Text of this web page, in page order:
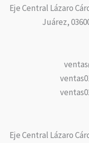
Eje Central Lázaro
Juárez,
Eje Central Lázaro